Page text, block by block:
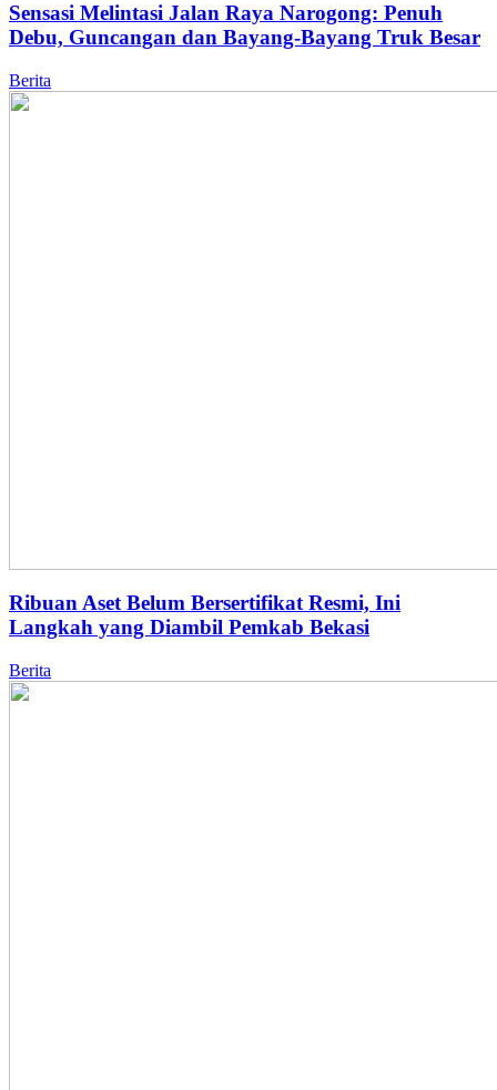
Sensasi Melintasi Jalan Raya Narogong: Penuh
Debu, Guncangan dan Bayang-Bayang Truk Besar
Berita
Ribuan Aset Belum Bersertifikat Resmi, Ini
Langkah yang Diambil Pemkab Bekasi
Berita